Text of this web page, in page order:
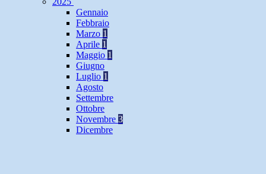
Gennaio
Febbraio
Marzo 1
Aprile 1
Maggio 1
Giugno
Luglio 1
Agosto
Settembre
Ottobre
Novembre 3
Dicembre